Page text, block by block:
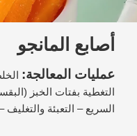
أصابع المانجو
عمليات المعالجة:
التغطية بفتات الخبز
السريع – التعبئة والتغليف